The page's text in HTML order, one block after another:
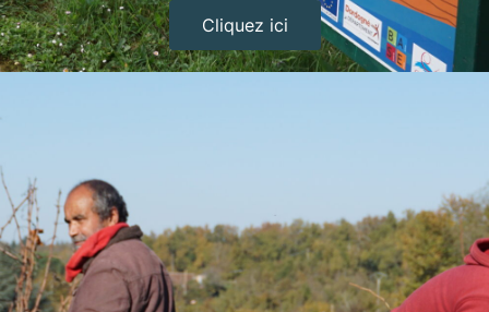
Cliquez ici